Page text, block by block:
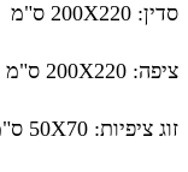
סדין: 200X220 ס"מ
ציפה: 200X220 ס"מ
זוג ציפיות: 50X70 ס"מ